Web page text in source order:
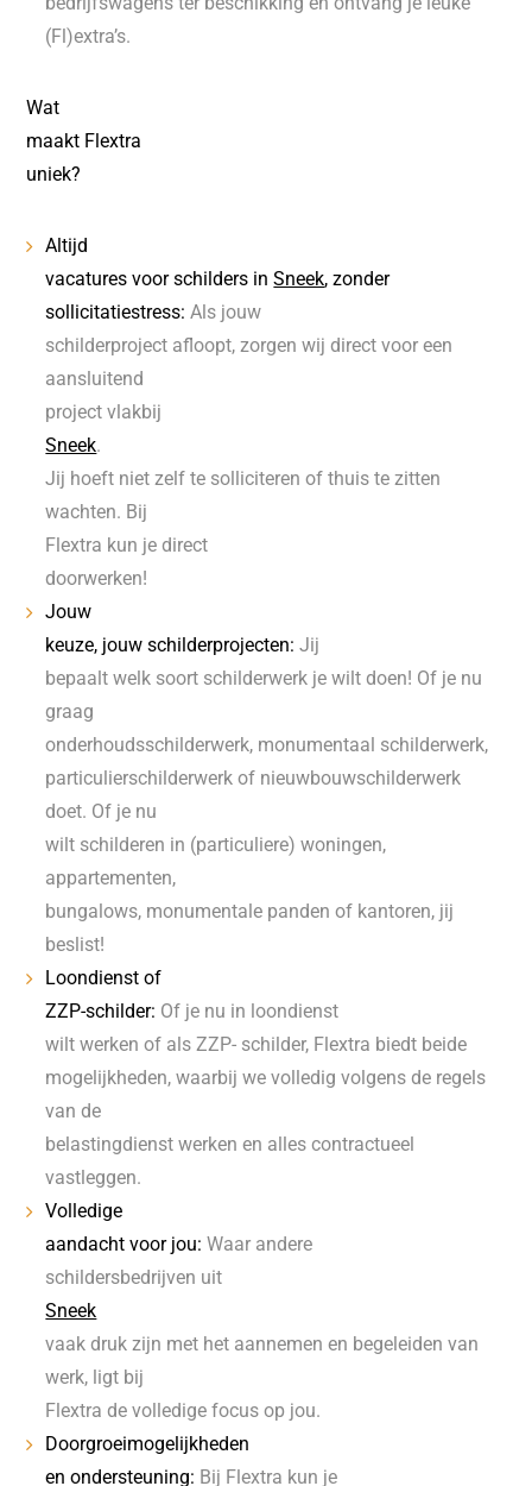
(Fl)extra’s.
Wat
maakt Flextra
uniek?
Altijd
vacatures voor schilders inSneek, zonder
sollicitatiestress: Als jouw
schilderproject afloopt, zorgen wij direct voor een
aansluitend
project vlakbij
Sneek.
Jij hoeft niet zelf te solliciteren of thuis te zitten
wachten. Bij
Flextra kun je direct
doorwerken!
Jouw
keuze, jouw schilderprojecten: Jij
bepaalt welk soort schilderwerk je wilt doen! Of je nu
graag
onderhoudsschilderwerk, monumentaal schilderwerk,
particulierschilderwerk of nieuwbouwschilderwerk
doet. Of je nu
wilt schilderen in (particuliere) woningen,
appartementen,
bungalows, monumentale panden of kantoren, jij
beslist!
Loondienst of
ZZP-schilder: Of je nu in loondienst
wilt werken of als ZZP- schilder, Flextra biedt beide
mogelijkheden, waarbij we volledig volgens de regels
van de
belastingdienst werken en alles contractueel
vastleggen.
Volledige
aandacht voor jou: Waar andere
schildersbedrijven uit
Sneek
vaak druk zijn met het aannemen en begeleiden van
werk, ligt bij
Flextra de volledige focus op jou.
Doorgroeimogelijkheden
en ondersteuning: Bij Flextra kun je